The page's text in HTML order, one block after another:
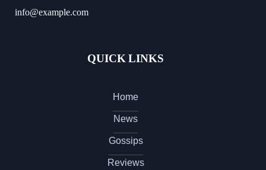
info@example.com
QUICK LINKS
Home
News
Gossips
Reviews